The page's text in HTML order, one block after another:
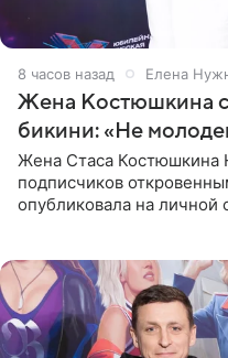
8 часов назад Елена
Жена Костюшкина
бикини: «Не
Жена Стаса Костюшкина
подписчиков
опубликовала на личной